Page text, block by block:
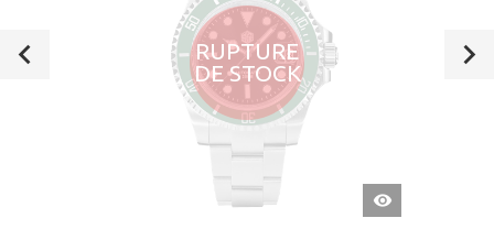
RUPTURE
DE STOCK
APERÇU
RAPIDE